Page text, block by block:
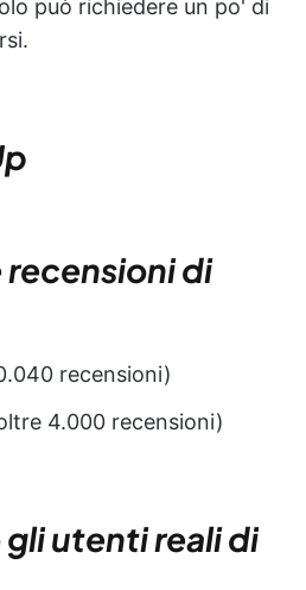
può richiedere un po' di
recensioni di
recensioni)
4.000 recensioni)
utenti reali di